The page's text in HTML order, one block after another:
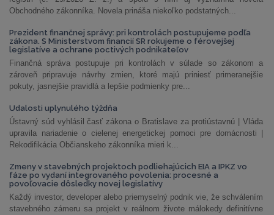
Obchodného zákonníka. Novela prináša niekoľko podstatných...
Prezident finančnej správy: pri kontrolách postupujeme podľa
zákona. S Ministerstvom financií SR rokujeme o férovejšej
legislatíve a ochrane poctivých podnikateľov
Finančná správa postupuje pri kontrolách v súlade so zákonom a
zároveň pripravuje návrhy zmien, ktoré majú priniesť primeranejšie
pokuty, jasnejšie pravidlá a lepšie podmienky pre...
Udalosti uplynulého týždňa
Ústavný súd vyhlásil časť zákona o Bratislave za protiústavnú | Vláda
upravila nariadenie o cielenej energetickej pomoci pre domácnosti |
Rekodifikácia Občianskeho zákonníka mieri k...
Zmeny v stavebných projektoch podliehajúcich EIA a IPKZ vo
fáze po vydaní integrovaného povolenia: procesné a
povoľovacie dôsledky novej legislatívy
Každý investor, developer alebo priemyselný podnik vie, že schválením
stavebného zámeru sa projekt v reálnom živote málokedy definitívne